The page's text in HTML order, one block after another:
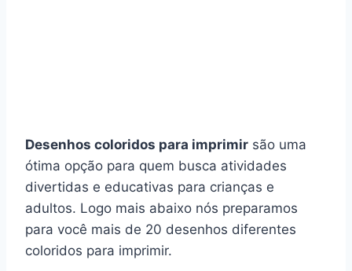
Desenhos coloridos para imprimir são uma
ótima opção para quem busca atividades
divertidas e educativas para crianças e
adultos. Logo mais abaixo nós preparamos
para você mais de 20 desenhos diferentes
coloridos para imprimir.